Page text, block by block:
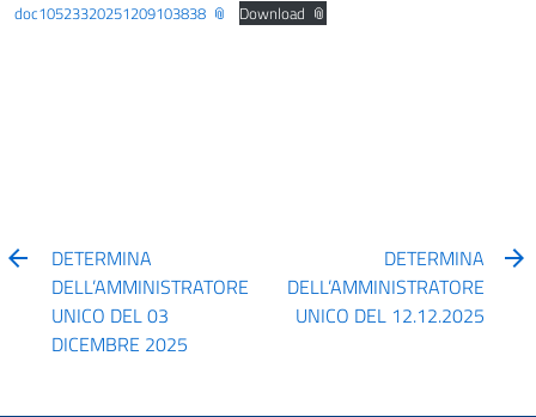
doc10523320251209103838 Download
DETERMINA
DELL’AMMINISTRATORE
UNICO DEL 03
DICEMBRE 2025
DETERMINA
DELL’AMMINISTRATORE
UNICO DEL 12.12.2025